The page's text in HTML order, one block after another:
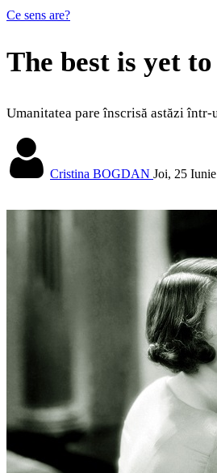
Ce sens are?
The best is yet to
Umanitatea pare înscrisă astăzi
Cristina BOGDAN Joi, 25